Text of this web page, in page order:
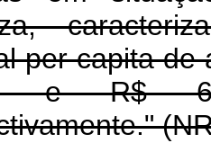
per capita de
e R$